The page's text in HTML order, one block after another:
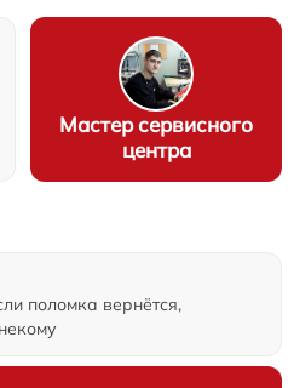
Мастер сервисного
центра
поломка вернётся,